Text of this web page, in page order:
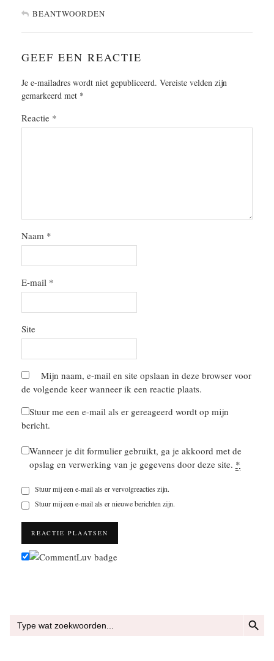
BEANTWOORDEN
GEEF EEN REACTIE
Je e-mailadres wordt niet gepubliceerd. Vereiste velden zijn
gemarkeerd met *
Reactie *
Naam *
E-mail *
Site
Mijn naam, e-mail en site opslaan in deze browser voor
de volgende keer wanneer ik een reactie plaats.
Stuur me een e-mail als er gereageerd wordt op mijn
bericht.
Wanneer je dit formulier gebruikt, ga je akkoord met de
opslag en verwerking van je gegevens door deze site. *
Stuur mij een e-mail als er vervolgreacties zijn.
Stuur mij een e-mail als er nieuwe berichten zijn.
naar: